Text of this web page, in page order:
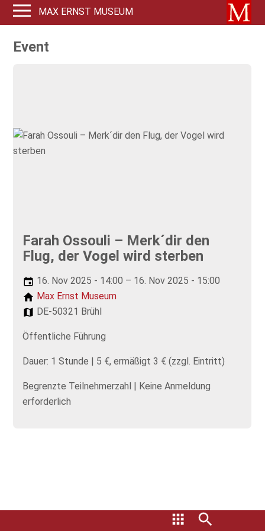
MAX ERNST MUSEUM
Event
Farah Ossouli – Merk´dir den
Flug, der Vogel wird sterben
16. Nov 2025 - 14:00 – 16. Nov 2025 - 15:00
Max Ernst Museum
DE-50321 Brühl
Öffentliche Führung
Dauer: 1 Stunde | 5 €, ermäßigt 3 € (zzgl. Eintritt)
Begrenzte Teilnehmerzahl | Keine Anmeldung
erforderlich